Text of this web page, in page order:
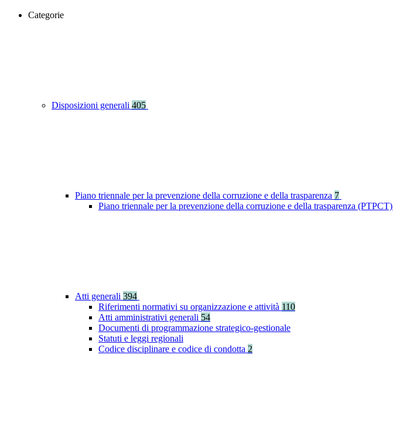
Categorie
Disposizioni generali 405
Piano triennale per la prevenzione della corruzione e della trasparenza 7
Piano triennale per la prevenzione della corruzione e della trasparenza (PTPCT)
Atti generali 394
Riferimenti normativi su organizzazione e attività 110
Atti amministrativi generali 54
Documenti di programmazione strategico-gestionale
Statuti e leggi regionali
Codice disciplinare e codice di condotta 2